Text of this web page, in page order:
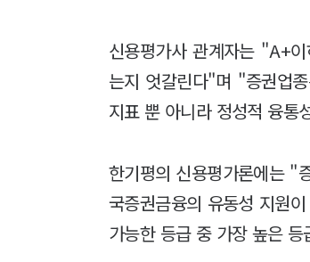
신용평가사 관계자는 "A+
는지 엇갈린다"며 "증권업
지표 뿐 아니라 정성적 융통
한기평의 신용평가론에는 "
국증권금융의 유동성 지원
가능한 등급 중 가장 높은